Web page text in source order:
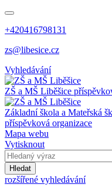
+420416798131
zs@libesice.cz
Vyhledávání
ZŠ a MŠ Liběšice
Základní škola a Mateřská
příspěvková organizace
Mapa webu
Vytisknout
Hledat
rozšířené vyhledávání